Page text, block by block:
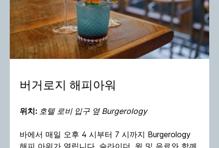
버거로지 해피아워
위치: 호텔 로비 입구 옆 Burgerology
바에서 매일 오후 4 시부터 7 시까지 Burgerology